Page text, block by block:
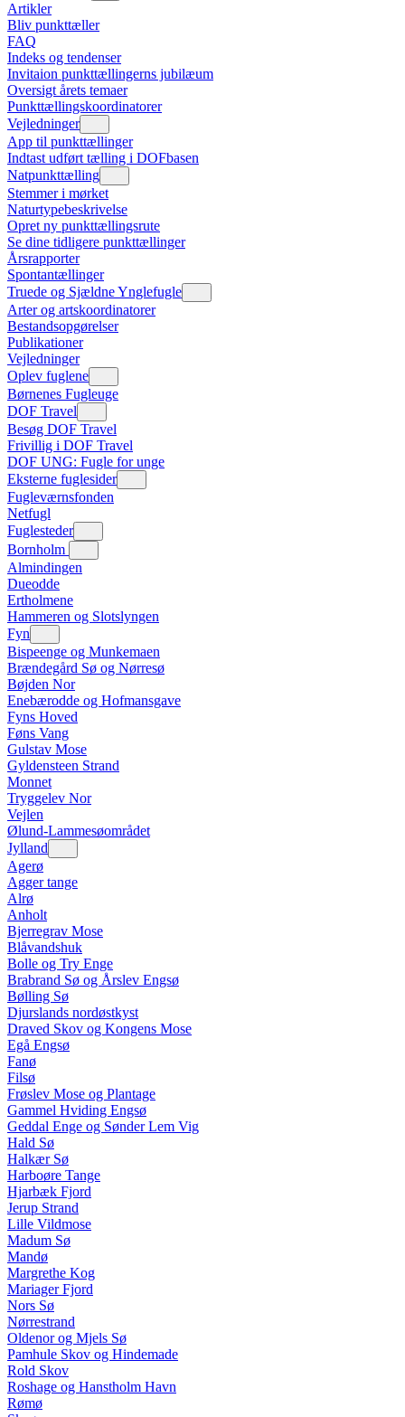
Artikler
Bliv punkttæller
FAQ
Indeks og tendenser
Invitaion punkttællingerns jubilæum
Oversigt årets temaer
Punkttællingskoordinatorer
Vejledninger
App til punkttællinger
Indtast udført tælling i DOFbasen
Natpunkttælling
Stemmer i mørket
Naturtypebeskrivelse
Opret ny punkttællingsrute
Se dine tidligere punkttællinger
Årsrapporter
Spontantællinger
Truede og Sjældne Ynglefugle
Arter og artskoordinatorer
Bestandsopgørelser
Publikationer
Vejledninger
Oplev fuglene
Børnenes Fugleuge
DOF Travel
Besøg DOF Travel
Frivillig i DOF Travel
DOF UNG: Fugle for unge
Eksterne fuglesider
Fugleværnsfonden
Netfugl
Fuglesteder
Bornholm
Almindingen
Dueodde
Ertholmene
Hammeren og Slotslyngen
Fyn
Bispeenge og Munkemaen
Brændegård Sø og Nørresø
Bøjden Nor
Enebærodde og Hofmansgave
Fyns Hoved
Føns Vang
Gulstav Mose
Gyldensteen Strand
Monnet
Tryggelev Nor
Vejlen
Ølund-Lammesøområdet
Jylland
Agerø
Agger tange
Alrø
Anholt
Bjerregrav Mose
Blåvandshuk
Bolle og Try Enge
Brabrand Sø og Årslev Engsø
Bølling Sø
Djurslands nordøstkyst
Draved Skov og Kongens Mose
Egå Engsø
Fanø
Filsø
Frøslev Mose og Plantage
Gammel Hviding Engsø
Geddal Enge og Sønder Lem Vig
Hald Sø
Halkær Sø
Harboøre Tange
Hjarbæk Fjord
Jerup Strand
Lille Vildmose
Madum Sø
Mandø
Margrethe Kog
Mariager Fjord
Nors Sø
Nørrestrand
Oldenor og Mjels Sø
Pamhule Skov og Hindemade
Rold Skov
Roshage og Hanstholm Havn
Rømø